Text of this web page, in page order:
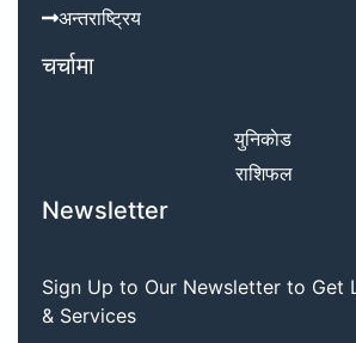
अन्तराष्ट्रिय
चर्चामा
युनिकाेड
राशिफल
Newsletter
Sign Up to Our Newsletter to Get
& Services